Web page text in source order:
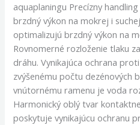
aquaplaningu Precízny
brzdný výkon na mokrej i
optimalizujú brzdný výkon na
Rovnomerné rozloženie tlaku
dráhu. Vynikajúca ochrana
zvýšenému počtu dezénových
vnútornému ramenu je voda
Harmonický oblý tvar
poskytuje vynikajúcu ochranu